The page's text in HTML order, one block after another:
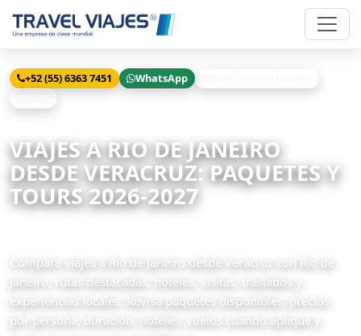
+52 (55) 6363 7451 WhatsApp
VIAJES A RIO DE JANEIRO
DESDE VERACRUZ: PAQUETES Y
TOURS 2026-2027
Compara viajes a Rio de Janeiro desde Veracruz con Rio de
Janeiro, rutas destacadas, hoteles, visitas, traslados y
experiencias locales. Revisa paquetes disponibles, precios
por persona, duración, hoteles, vuelos cuando aplique y